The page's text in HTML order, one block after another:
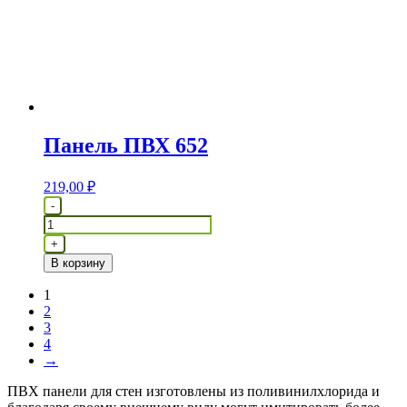
Панель ПВХ 652
219,00 ₽
Количество
товара
Панель
ПВХ
652
-
+
В корзину
1
2
3
4
→
ПВХ панели для стен изготовлены из поливинилхлорида и